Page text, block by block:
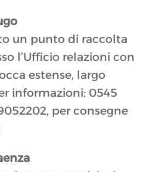
un punto di raccolta
l’Ufficio relazioni con
estense, largo
informazioni: 0545
per consegne